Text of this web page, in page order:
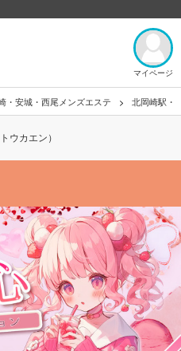
マイページ
・安城・西尾メンズエステ 北岡崎駅・